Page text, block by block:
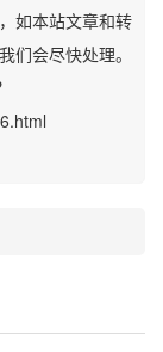
如本站文章和转
们会尽快处理。